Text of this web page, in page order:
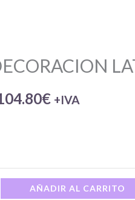
€ +IVA
AÑADIR AL CARRITO